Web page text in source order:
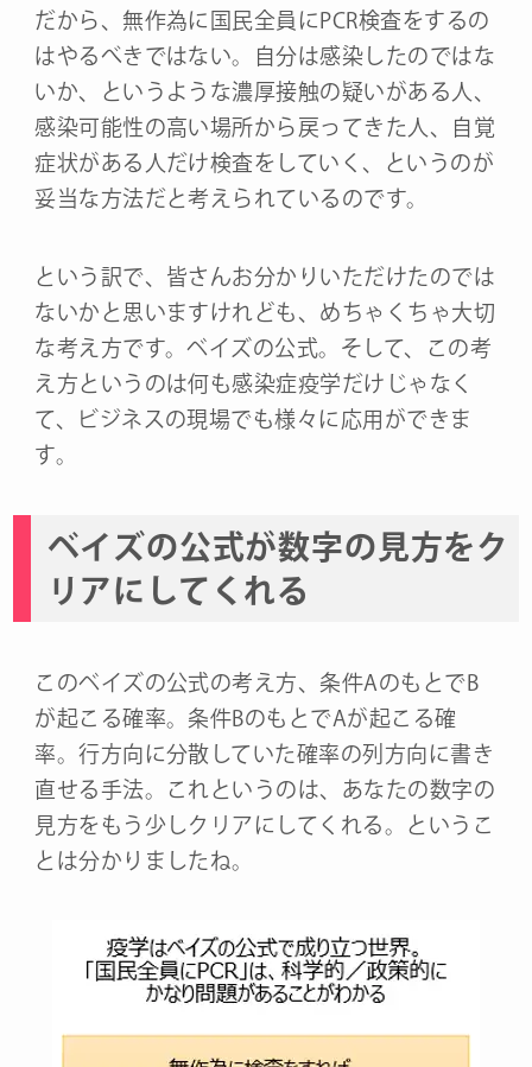
だから、無作為に国民全員にPCR検査をするの
はやるべきではない。自分は感染したのではな
いか、というような濃厚接触の疑いがある人、
感染可能性の高い場所から戻ってきた人、自覚
症状がある人だけ検査をしていく、というのが
妥当な方法だと考えられているのです。
という訳で、皆さんお分かりいただけたのでは
ないかと思いますけれども、めちゃくちゃ大切
な考え方です。ベイズの公式。そして、この考
え方というのは何も感染症疫学だけじゃなく
て、ビジネスの現場でも様々に応用ができま
す。
ベイズの公式が数字の見方をク
リアにしてくれる
このベイズの公式の考え方、条件AのもとでB
が起こる確率。条件BのもとでAが起こる確
率。行方向に分散していた確率の列方向に書き
直せる手法。これというのは、あなたの数字の
見方をもう少しクリアにしてくれる。というこ
とは分かりましたね。